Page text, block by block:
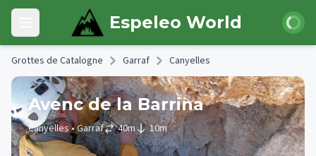
Skip to main content
Open main menu Espeleo World
Grottes de Catalogne Garraf Canyelles
Avenc de la Barrina
Canyelles• Garraf 40m 10m